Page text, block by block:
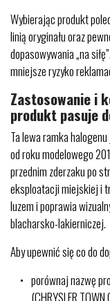
Wybierając produkt
linią oryginału oraz
dopasowywania „na
mniejsze ryzyko
Zastosowanie i
produkt pasuje
Ta lewa ramka
od roku modelowego
przednim zderzaku po
eksploatacji miejskiej i
luzem i poprawia
blacharsko-lakierniczej.
Aby upewnić się co do
porównaj nazwę
(CHRYSLER TOWN